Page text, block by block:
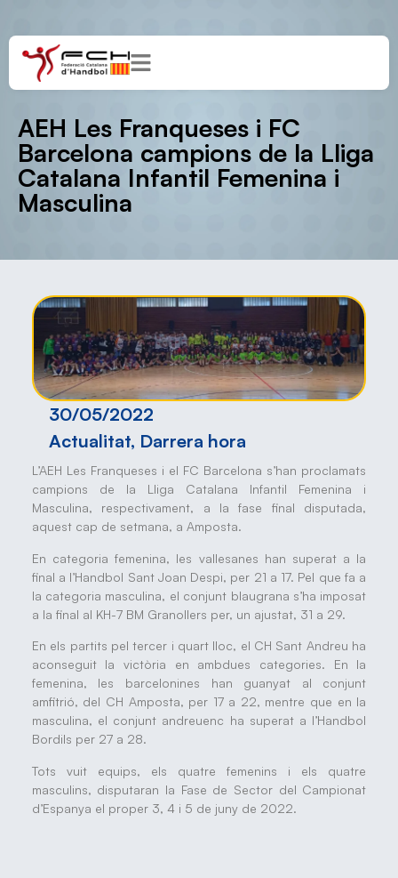
AEH Les Franqueses i FC
Barcelona campions de la Lliga
Catalana Infantil Femenina i
Masculina
30/05/2022
Actualitat, Darrera hora
L’AEH Les Franqueses i el FC Barcelona s’han proclamats
campions de la Lliga Catalana Infantil Femenina i
Masculina, respectivament, a la fase final disputada,
aquest cap de setmana, a Amposta.
En categoria femenina, les vallesanes han superat a la
final a l’Handbol Sant Joan Despi, per 21 a 17. Pel que fa a
la categoria masculina, el conjunt blaugrana s’ha imposat
a la final al KH-7 BM Granollers per, un ajustat, 31 a 29.
En els partits pel tercer i quart lloc, el CH Sant Andreu ha
aconseguit la victòria en ambdues categories. En la
femenina, les barcelonines han guanyat al conjunt
amfitrió, del CH Amposta, per 17 a 22, mentre que en la
masculina, el conjunt andreuenc ha superat a l’Handbol
Bordils per 27 a 28.
Tots vuit equips, els quatre femenins i els quatre
masculins, disputaran la Fase de Sector del Campionat
d’Espanya el proper 3, 4 i 5 de juny de 2022.